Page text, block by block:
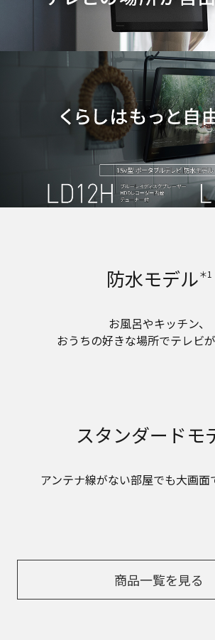
防水モデル＊1
お風呂やキッチン、
おうちの好きな場所でテレビ
スタンダードモ
アンテナ線がない部屋でも大画面
商品一覧を見る